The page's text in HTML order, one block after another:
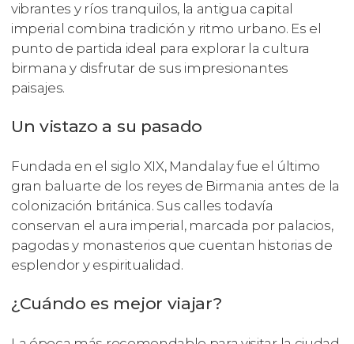
vibrantes y ríos tranquilos, la antigua capital
imperial combina tradición y ritmo urbano. Es el
punto de partida ideal para explorar la cultura
birmana y disfrutar de sus impresionantes
paisajes.
Un vistazo a su pasado
Fundada en el siglo XIX, Mandalay fue el último
gran baluarte de los reyes de Birmania antes de la
colonización británica. Sus calles todavía
conservan el aura imperial, marcada por palacios,
pagodas y monasterios que cuentan historias de
esplendor y espiritualidad.
¿Cuándo es mejor viajar?